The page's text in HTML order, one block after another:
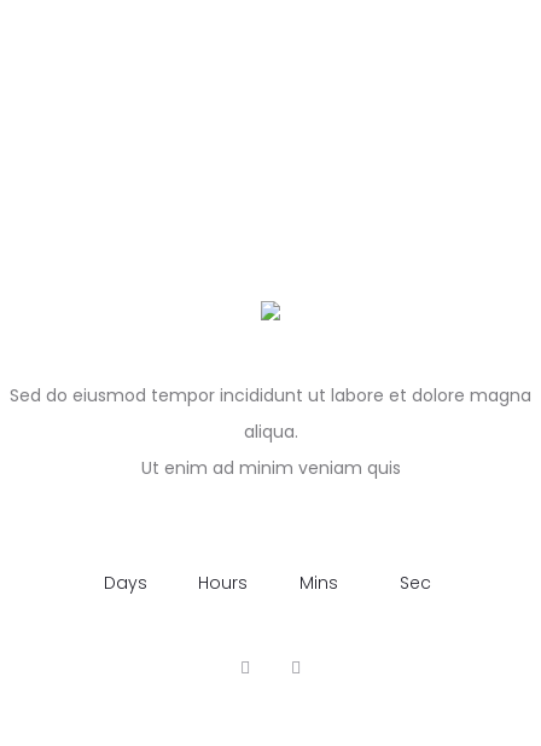
Sed do eiusmod tempor incididunt ut labore et dolore magna
aliqua.
Ut enim ad minim veniam quis
Days Hours Mins Sec